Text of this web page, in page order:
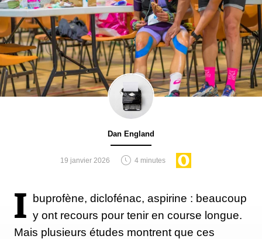
Dan England
19 janvier 2026 4 minutes
I buprofène, diclofénac, aspirine : beaucoup
y ont recours pour tenir en course longue.
Mais plusieurs études montrent que ces